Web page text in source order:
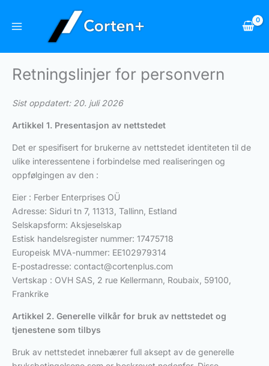
Retningslinjer for personvern
Sist oppdatert: 20. juli 2026
Artikkel 1. Presentasjon av nettstedet
Det er spesifisert for brukerne av nettstedet identiteten til de
ulike interessentene i forbindelse med realiseringen og
oppfølgingen av den :
Eier : Ferber Enterprises OÜ
Adresse: Siduri tn 7, 11313, Tallinn, Estland
Selskapsform: Aksjeselskap
Estisk handelsregister nummer: 17475718
Europeisk MVA-nummer: EE102979314
E-postadresse: contact@cortenplus.com
Vertskap : OVH SAS, 2 rue Kellermann, Roubaix, 59100,
Frankrike
Artikkel 2. Generelle vilkår for bruk av nettstedet og
tjenestene som tilbys
Bruk av nettstedet innebærer full aksept av de generelle